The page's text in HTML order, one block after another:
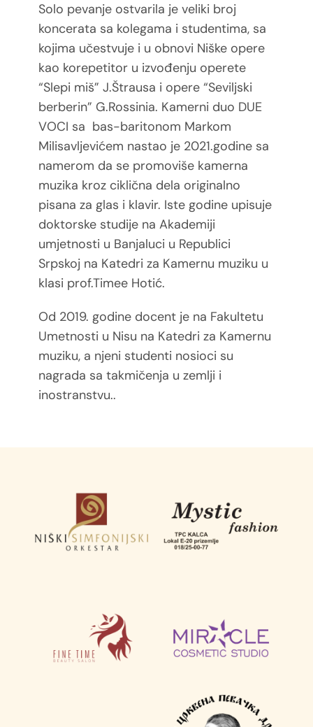
Solo pevanje ostvarila je veliki broj
koncerata sa kolegama i studentima, sa
kojima učestvuje i u obnovi Niške opere
kao korepetitor u izvođenju operete
“Slepi miš” J.Štrausa i opere “Seviljski
berberin” G.Rossinia. Kamerni duo DUE
VOCI sa bas-baritonom Markom
Milisavljevićem nastao je 2021.godine sa
namerom da se promoviše kamerna
muzika kroz ciklična dela originalno
pisana za glas i klavir. Iste godine upisuje
doktorske studije na Akademiji
umjetnosti u Banjaluci u Republici
Srpskoj na Katedri za Kamernu muziku u
klasi prof.Timee Hotić.
Od 2019. godine docent je na Fakultetu
Umetnosti u Nisu na Katedri za Kamernu
muziku, a njeni studenti nosioci su
nagrada sa takmičenja u zemlji i
inostranstvu..